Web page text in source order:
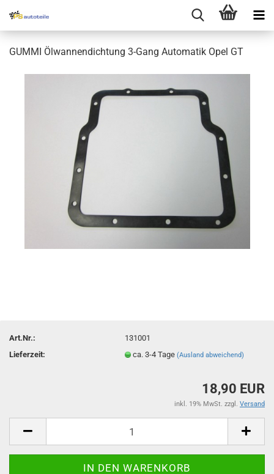
GUMMI Ölwannendichtung 3-Gang Automatik Opel GT
Art.Nr.:
131001
Lieferzeit:
ca. 3-4 Tage(Ausland abweichend)
18,90 EUR
inkl. 19% MwSt. zzgl. Versand